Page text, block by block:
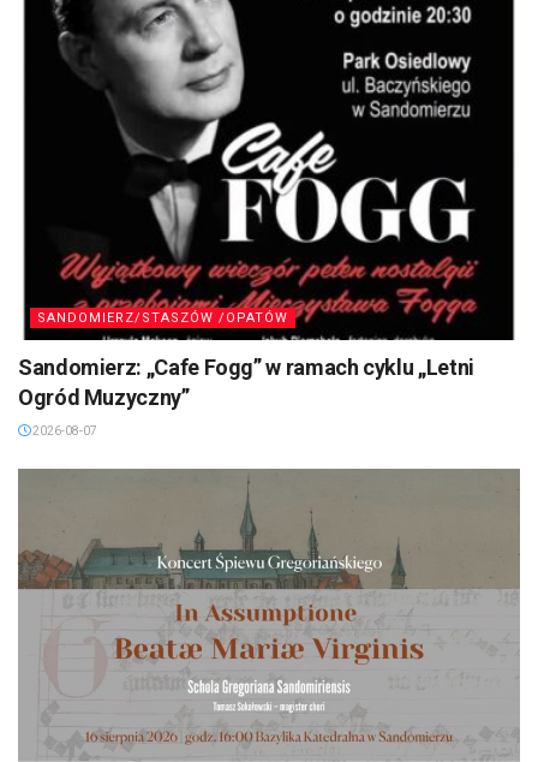
SANDOMIERZ/STASZÓW /OPATÓW
Sandomierz: „Cafe Fogg” w ramach cyklu „Letni
Ogród Muzyczny”
2026-08-07